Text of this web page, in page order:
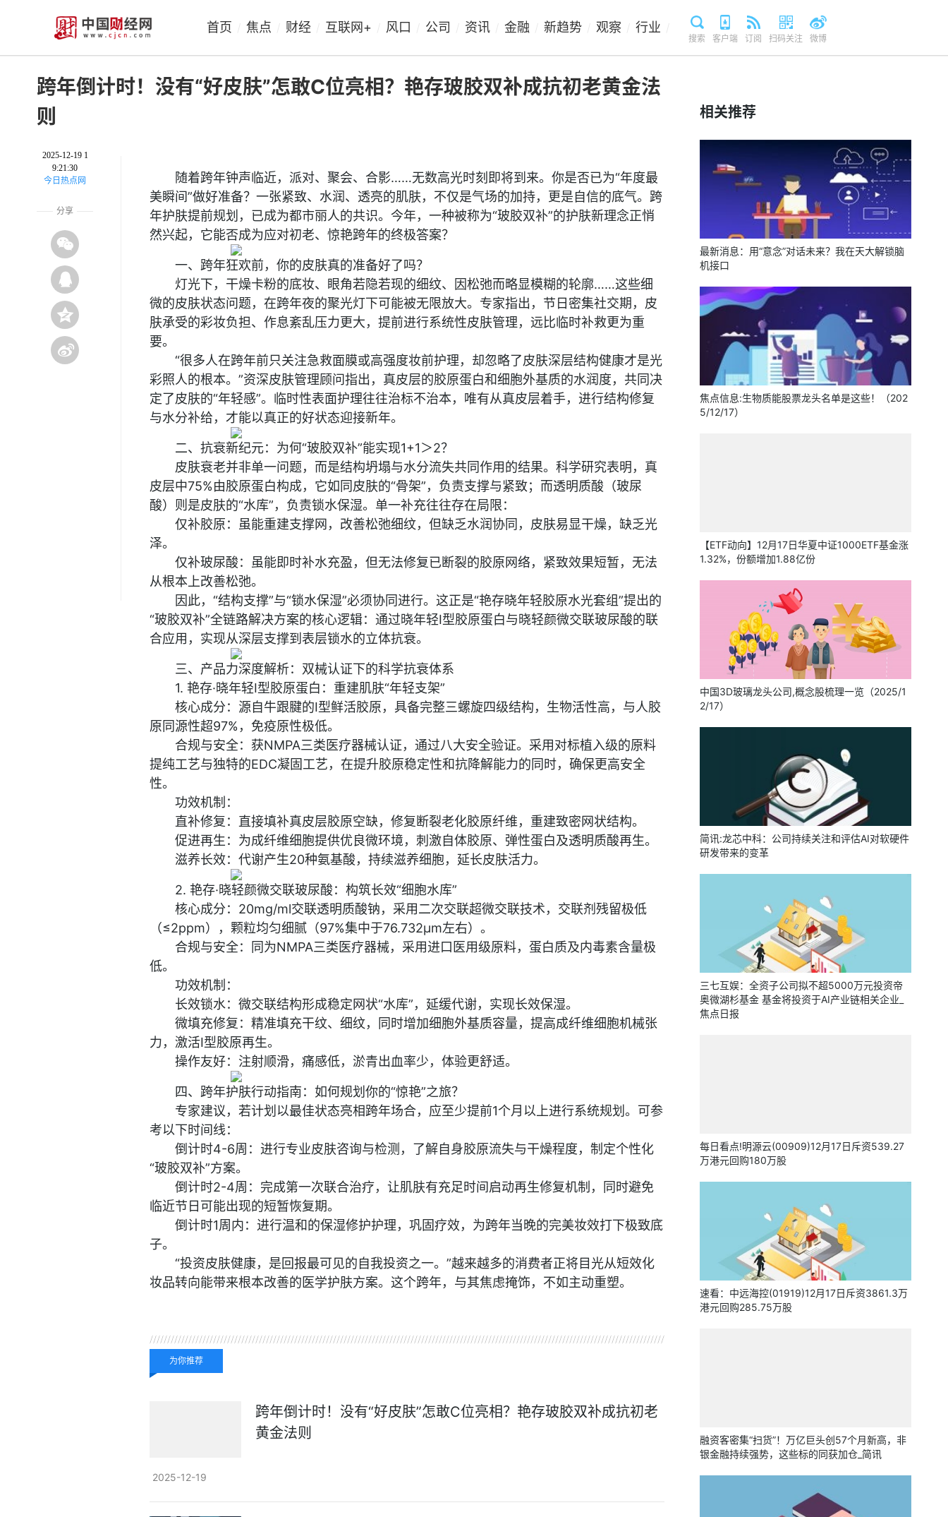
首页 焦点 财经 互联网+ 风口 公司 资讯 金融 新趋势 观察 行业
搜索 客户端 订阅 扫码关注 微博
跨年倒计时！没有“好皮肤”怎敢C位亮相？艳存玻胶双补成抗初老黄金法
则
2025-12-19 1
9:21:30
今日热点网
分享
随着跨年钟声临近，派对、聚会、合影……无数高光时刻即将到来。你是否已为“年度最
美瞬间”做好准备？一张紧致、水润、透亮的肌肤，不仅是气场的加持，更是自信的底气。跨
年护肤提前规划，已成为都市丽人的共识。今年，一种被称为“玻胶双补”的护肤新理念正悄
然兴起，它能否成为应对初老、惊艳跨年的终极答案？
一、跨年狂欢前，你的皮肤真的准备好了吗？
灯光下，干燥卡粉的底妆、眼角若隐若现的细纹、因松弛而略显模糊的轮廓……这些细
微的皮肤状态问题，在跨年夜的聚光灯下可能被无限放大。专家指出，节日密集社交期，皮
肤承受的彩妆负担、作息紊乱压力更大，提前进行系统性皮肤管理，远比临时补救更为重
要。
“很多人在跨年前只关注急救面膜或高强度妆前护理，却忽略了皮肤深层结构健康才是光
彩照人的根本。”资深皮肤管理顾问指出，真皮层的胶原蛋白和细胞外基质的水润度，共同决
定了皮肤的“年轻感”。临时性表面护理往往治标不治本，唯有从真皮层着手，进行结构修复
与水分补给，才能以真正的好状态迎接新年。
二、抗衰新纪元：为何“玻胶双补”能实现1+1＞2？
皮肤衰老并非单一问题，而是结构坍塌与水分流失共同作用的结果。科学研究表明，真
皮层中75%由胶原蛋白构成，它如同皮肤的“骨架”，负责支撑与紧致；而透明质酸（玻尿
酸）则是皮肤的“水库”，负责锁水保湿。单一补充往往存在局限：
仅补胶原：虽能重建支撑网，改善松弛细纹，但缺乏水润协同，皮肤易显干燥，缺乏光
泽。
仅补玻尿酸：虽能即时补水充盈，但无法修复已断裂的胶原网络，紧致效果短暂，无法
从根本上改善松弛。
因此，“结构支撑”与“锁水保湿”必须协同进行。这正是“艳存晓年轻胶原水光套组”提出的
“玻胶双补”全链路解决方案的核心逻辑：通过晓年轻Ⅰ型胶原蛋白与晓轻颜微交联玻尿酸的联
合应用，实现从深层支撑到表层锁水的立体抗衰。
三、产品力深度解析：双械认证下的科学抗衰体系
1. 艳存·晓年轻Ⅰ型胶原蛋白：重建肌肤“年轻支架”
核心成分：源自牛跟腱的Ⅰ型鲜活胶原，具备完整三螺旋四级结构，生物活性高，与人胶
原同源性超97%，免疫原性极低。
合规与安全：获NMPA三类医疗器械认证，通过八大安全验证。采用对标植入级的原料
提纯工艺与独特的EDC凝固工艺，在提升胶原稳定性和抗降解能力的同时，确保更高安全
性。
功效机制：
直补修复：直接填补真皮层胶原空缺，修复断裂老化胶原纤维，重建致密网状结构。
促进再生：为成纤维细胞提供优良微环境，刺激自体胶原、弹性蛋白及透明质酸再生。
滋养长效：代谢产生20种氨基酸，持续滋养细胞，延长皮肤活力。
2. 艳存·晓轻颜微交联玻尿酸：构筑长效“细胞水库”
核心成分：20mg/ml交联透明质酸钠，采用二次交联超微交联技术，交联剂残留极低
（≤2ppm），颗粒均匀细腻（97%集中于76.732μm左右）。
合规与安全：同为NMPA三类医疗器械，采用进口医用级原料，蛋白质及内毒素含量极
低。
功效机制：
长效锁水：微交联结构形成稳定网状“水库”，延缓代谢，实现长效保湿。
微填充修复：精准填充干纹、细纹，同时增加细胞外基质容量，提高成纤维细胞机械张
力，激活Ⅰ型胶原再生。
操作友好：注射顺滑，痛感低，淤青出血率少，体验更舒适。
四、跨年护肤行动指南：如何规划你的“惊艳”之旅？
专家建议，若计划以最佳状态亮相跨年场合，应至少提前1个月以上进行系统规划。可参
考以下时间线：
倒计时4-6周：进行专业皮肤咨询与检测，了解自身胶原流失与干燥程度，制定个性化
“玻胶双补”方案。
倒计时2-4周：完成第一次联合治疗，让肌肤有充足时间启动再生修复机制，同时避免
临近节日可能出现的短暂恢复期。
倒计时1周内：进行温和的保湿修护护理，巩固疗效，为跨年当晚的完美妆效打下极致底
子。
“投资皮肤健康，是回报最可见的自我投资之一。”越来越多的消费者正将目光从短效化
妆品转向能带来根本改善的医学护肤方案。这个跨年，与其焦虑掩饰，不如主动重塑。
为你推荐
跨年倒计时！没有“好皮肤”怎敢C位亮相？艳存玻胶双补成抗初老
黄金法则
2025-12-19
相关推荐
最新消息：用“意念”对话未来？我在天大解锁脑
机接口
焦点信息:生物质能股票龙头名单是这些！（202
5/12/17）
【ETF动向】12月17日华夏中证1000ETF基金涨
1.32%，份额增加1.88亿份
中国3D玻璃龙头公司,概念股梳理一览（2025/1
2/17）
简讯:龙芯中科：公司持续关注和评估AI对软硬件
研发带来的变革
三七互娱：全资子公司拟不超5000万元投资帝
奥微湖杉基金 基金将投资于AI产业链相关企业_
焦点日报
每日看点!明源云(00909)12月17日斥资539.27
万港元回购180万股
速看：中远海控(01919)12月17日斥资3861.3万
港元回购285.75万股
融资客密集“扫货”！万亿巨头创57个月新高，非
银金融持续强势，这些标的同获加仓_简讯